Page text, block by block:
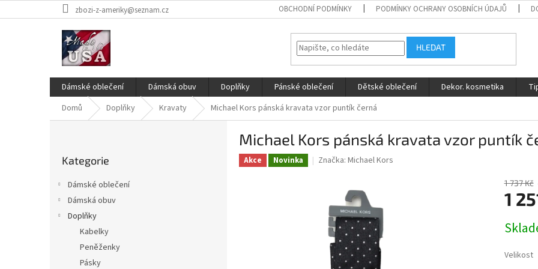
na
zbozi-z-ameriky@seznam.cz OBCHODNÍ PODMÍNKY PODMÍNKY OCHRANY OSOBNÍCH ÚDAJŮ
HLEDAT
Dámské oblečení Dámská obuv Doplňky Pánské oblečení Dětské oblečení Dekor. kosmetika
Domů
Doplňky Kravaty Michael Kors pánská kravata vzor puntík černá
kategorie
Kategorie
Dámské oblečení
Dámská obuv
Doplňky
Kabelky
Peněženky
Pásky
Michael Kors pánská kravata vzor puntík
Akce Novinka Značka: Michael Kors
1 737 Kč
1
cena:
Velikost